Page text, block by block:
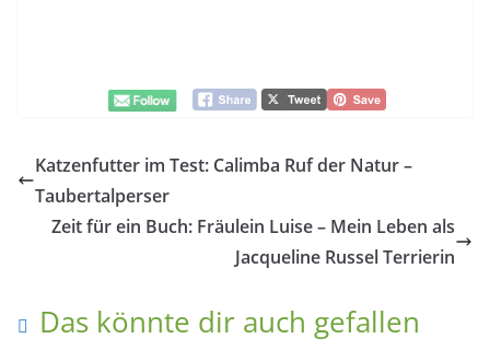
Katzenfutter im Test: Calimba Ruf der Natur –
Taubertalperser
Zeit für ein Buch: Fräulein Luise – Mein Leben als
Jacqueline Russel Terrierin
Das könnte dir auch gefallen